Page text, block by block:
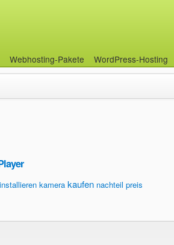
Webhosting-Pakete WordPress-Hosting
installieren kamera kaufen nachteil preis